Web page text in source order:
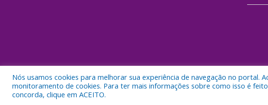
Todos os direitos reservados a Prefeitura Municipal de Igarapé-Miri.
Nós usamos cookies para melhorar sua experiência de navegação no portal.
monitoramento de cookies. Para ter mais informações sobre como isso é
concorda, clique em ACEITO.